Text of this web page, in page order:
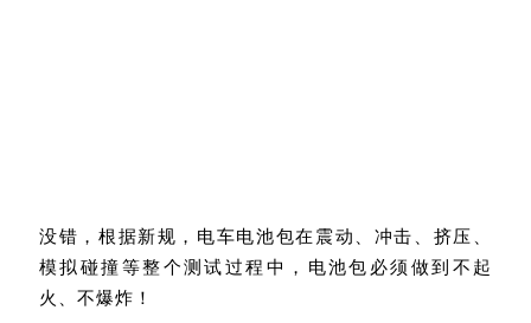
没错，根据新规，电车电池包在震动、冲击、挤压、
模拟碰撞等整个测试过程中，电池包必须做到不起
火、不爆炸！